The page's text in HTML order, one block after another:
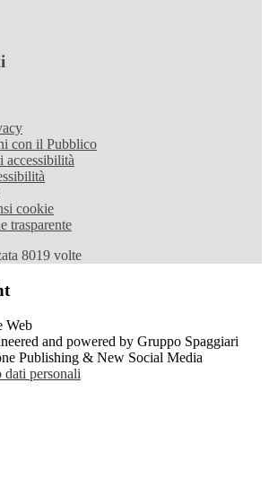
con il Pubblico
accessibilità
cookie
trasparente
8019 volte
and powered by Gruppo Spaggiari
Publishing & New Social Media
dati personali